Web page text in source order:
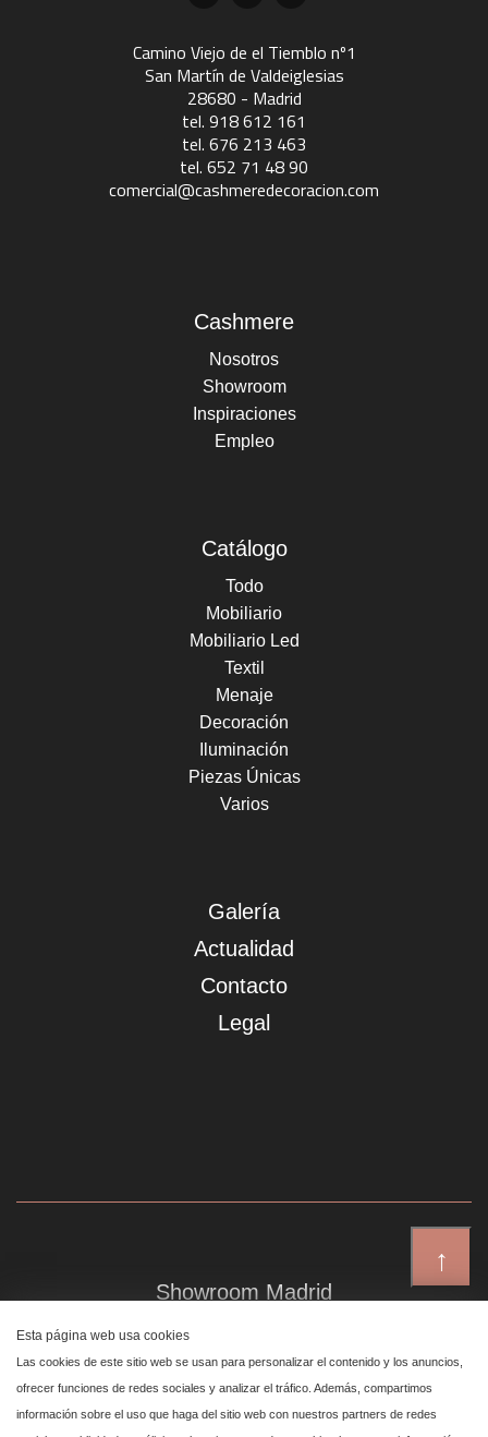
↑
Camino Viejo de el Tiemblo nº1
San Martín de Valdeiglesias
28680 - Madrid
tel. 918 612 161
tel. 676 213 463
tel. 652 71 48 90
comercial@cashmeredecoracion.com
Cashmere
Nosotros
Showroom
Inspiraciones
Empleo
Catálogo
Todo
Mobiliario
Mobiliario Led
Textil
Menaje
Decoración
Iluminación
Piezas Únicas
Varios
Galería
Actualidad
Contacto
Legal
Showroom Madrid
Plaza de Canalejas 6, 4 izq
Centro, 28014 Madrid
Esta página web usa cookies
Las cookies de este sitio web se usan para personalizar el contenido y los anuncios,
ofrecer funciones de redes sociales y analizar el tráfico. Además, compartimos
información sobre el uso que haga del sitio web con nuestros partners de redes